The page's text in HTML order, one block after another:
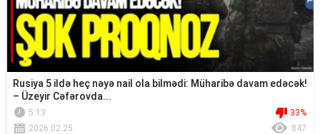
Rusiya 5 ildə heç nəyə nail ola bilmədi: Müharibə davam edəcək!
– Üzeyir Cəfərovda...
5:13
33%
2026.02.25
847